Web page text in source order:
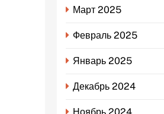
Март 2025
Февраль 2025
Январь 2025
Декабрь 2024